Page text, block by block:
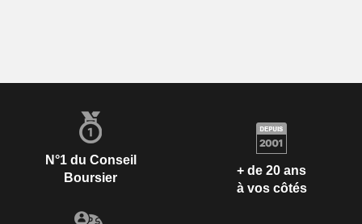
N°1 du Conseil
Boursier
+ de 20 ans
à vos côtés